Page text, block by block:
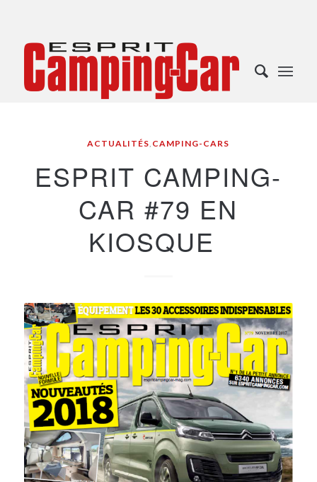
ACTUALITÉS, CAMPING-CARS
ESPRIT CAMPING-
CAR #79 EN
KIOSQUE